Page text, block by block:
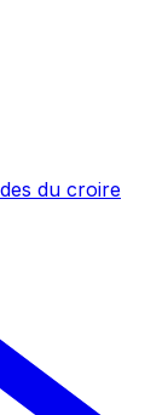
du croire